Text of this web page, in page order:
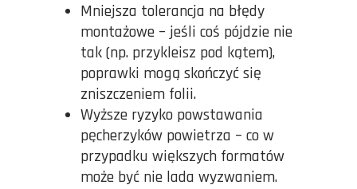
Mniejsza tolerancja na błędy
montażowe – jeśli coś pójdzie nie
tak (np. przykleisz pod kątem),
poprawki mogą skończyć się
zniszczeniem folii.
Wyższe ryzyko powstawania
pęcherzyków powietrza – co w
przypadku większych formatów
może być nie lada wyzwaniem.